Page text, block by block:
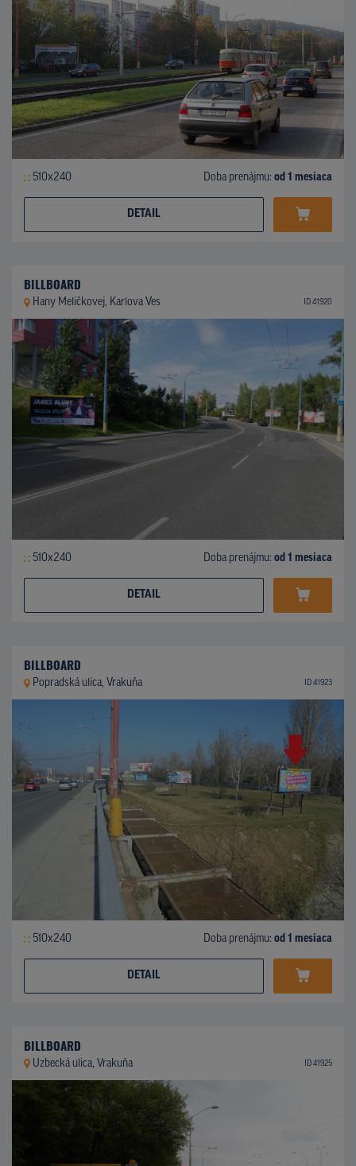
510x240 Doba prenájmu: od 1 mesiaca
DETAIL
BILLBOARD
Hany Meličkovej, Karlova Ves ID 41920
510x240 Doba prenájmu: od 1 mesiaca
DETAIL
BILLBOARD
Popradská ulica, Vrakuňa ID 41923
510x240 Doba prenájmu: od 1 mesiaca
DETAIL
BILLBOARD
Uzbecká ulica, Vrakuňa ID 41925